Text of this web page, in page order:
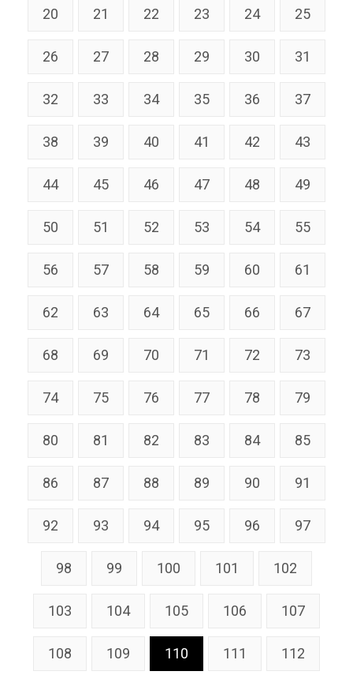
20 21 22 23 24 25
26 27 28 29 30 31
32 33 34 35 36 37
38 39 40 41 42 43
44 45 46 47 48 49
50 51 52 53 54 55
56 57 58 59 60 61
62 63 64 65 66 67
68 69 70 71 72 73
74 75 76 77 78 79
80 81 82 83 84 85
86 87 88 89 90 91
92 93 94 95 96 97
98 99 100 101 102
103 104 105 106 107
108 109 110 111 112